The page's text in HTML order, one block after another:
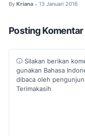
By Kriana • 13 Januari 2016
Posting Komentar
Silakan berikan
gunakan Bahasa
dibaca oleh
Terimakasih